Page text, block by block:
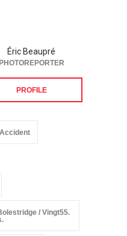
Éric Beaupré
PROFILE
Accident
/ Vingt55.